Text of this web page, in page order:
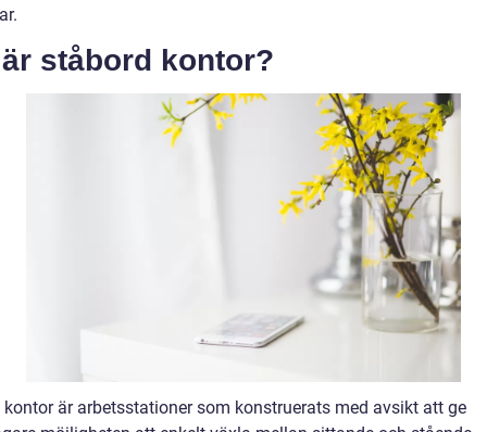
ståbord kontor?
är arbetsstationer som konstruerats med avsikt att ge